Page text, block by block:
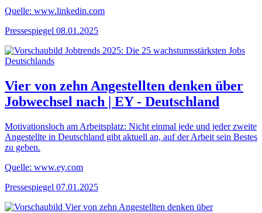
Quelle: www.linkedin.com
Pressespiegel 08.01.2025
Vier von zehn Angestellten denken über
Jobwechsel nach | EY - Deutschland
Motivationsloch am Arbeitsplatz: Nicht einmal jede und jeder zweite
Angestellte in Deutschland gibt aktuell an, auf der Arbeit sein Bestes
zu geben.
Quelle: www.ey.com
Pressespiegel 07.01.2025